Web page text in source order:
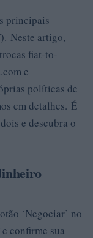
principais
Neste artigo,
fiat-to-
e
políticas de
em detalhes. É
e descubra o
‘Negociar’ no
confirme sua